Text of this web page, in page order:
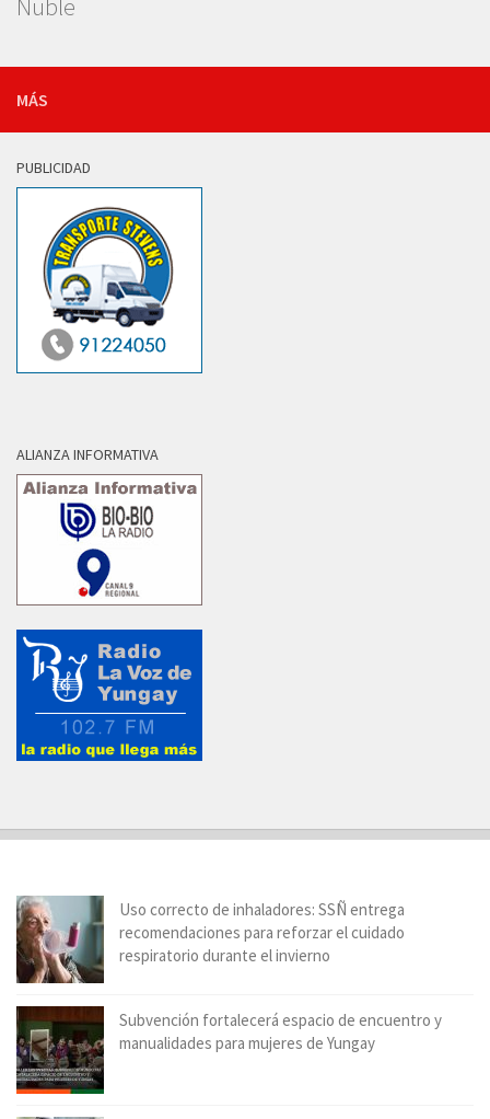
Ñuble
MÁS
PUBLICIDAD
ALIANZA INFORMATIVA
Uso correcto de inhaladores: SSÑ entrega
recomendaciones para reforzar el cuidado
respiratorio durante el invierno
Subvención fortalecerá espacio de encuentro y
manualidades para mujeres de Yungay